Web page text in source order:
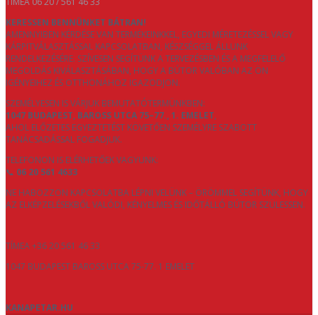
KERESSEN BENNÜNKET BÁTRAN!
AMENNYIBEN KÉRDÉSE VAN TERMÉKEINKKEL, EGYEDI MÉRETEZÉSSEL VAGY
KÁRPITVÁLASZTÁSSAL KAPCSOLATBAN, KÉSZSÉGGEL ÁLLUNK
RENDELKEZÉSÉRE. SZÍVESEN SEGÍTÜNK A TERVEZÉSBEN ÉS A MEGFELELŐ
MEGOLDÁS KIVÁLASZTÁSÁBAN, HOGY A BÚTOR VALÓBAN AZ ÖN
IGÉNYEIHEZ ÉS OTTHONÁHOZ IGAZODJON.
SZEMÉLYESEN IS VÁRJUK BEMUTATÓTERMÜNKBEN:
1047 BUDAPEST, BAROSS UTCA 75–77., 1. EMELET,
AHOL ELŐZETES EGYEZTETÉST KÖVETŐEN SZEMÉLYRE SZABOTT
TANÁCSADÁSSAL FOGADJUK.
TELEFONON IS ELÉRHETŐEK VAGYUNK:
📞 06 20 561 4633
NE HABOZZON KAPCSOLATBA LÉPNI VELÜNK – ÖRÖMMEL SEGÍTÜNK, HOGY
AZ ELKÉPZELÉSEKBŐL VALÓDI, KÉNYELMES ÉS IDŐTÁLLÓ BÚTOR SZÜLESSEN.
TÍMEA +36 20 561 46 33
1047 BUDAPEST BAROSS UTCA 75-77. 1 EMELET
KANAPETAR.HU